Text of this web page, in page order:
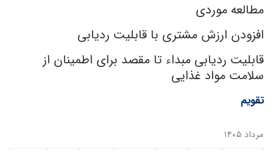
مطالعه موردی
افزودن ارزش مشتری با قابلیت ردیابی
قابلیت ردیابی مبداء تا مقصد برای اطمینان از
سلامت مواد غذایی
تقویم
مرداد ۱۴۰۵